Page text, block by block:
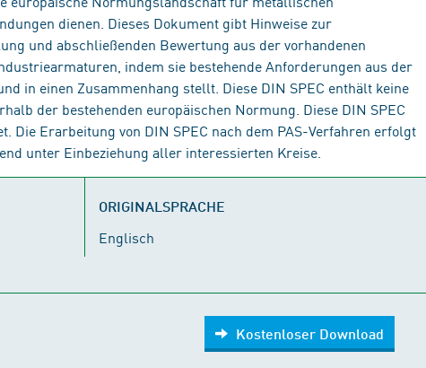
dienen. Dieses Dokument gibt Hinweise zur
und abschließenden Bewertung aus der vorhandenen
indem sie bestehende Anforderungen aus der
in einen Zusammenhang stellt. Diese DIN SPEC enthält keine
der bestehenden europäischen Normung. Diese DIN SPEC
Die Erarbeitung von DIN SPEC nach dem PAS-Verfahren erfolgt
unter Einbeziehung aller interessierten Kreise.
ORIGINALSPRACHE
Englisch
Kostenloser Download